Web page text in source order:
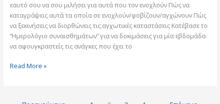
εαυτό σου να σου μιλήσει για αυτά που τον ενοχλούν Πώς να
καταγράψεις αυτά τα οποία σε ενοχλούν/φοβίζουν/αγχώνουν Πώς
να ξεκινήσεις να διορθώνεις τις αγχωτικές καταστάσεις Κατέβασε το
“Ημερολόγιο συναισθημάτων” για να δοκιμάσεις για μία εβδομάδα
να αφουγκραστείς τις ανάγκες που έχει το
Read More »